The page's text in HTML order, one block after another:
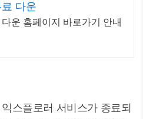
다운
운 홈페이지 바로가기 안내
스플로러 서비스가 종료되